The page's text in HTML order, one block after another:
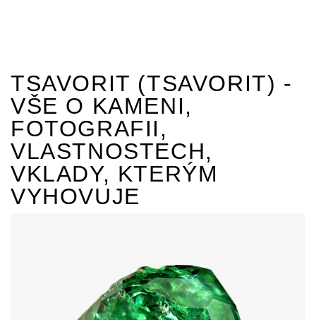
TSAVORIT (TSAVORIT) -
VŠE O KAMENI,
FOTOGRAFII,
VLASTNOSTECH,
VKLADY, KTERÝM
VYHOVUJE